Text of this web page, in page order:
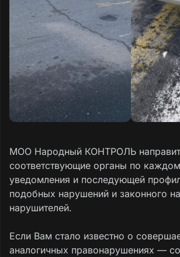
МОО Народный КОНТРОЛЬ
соответствующие органы по
уведомления и последующей
подобных нарушений и законного
нарушителей.
Если Вам стало известно о
аналогичных правонарушениях —